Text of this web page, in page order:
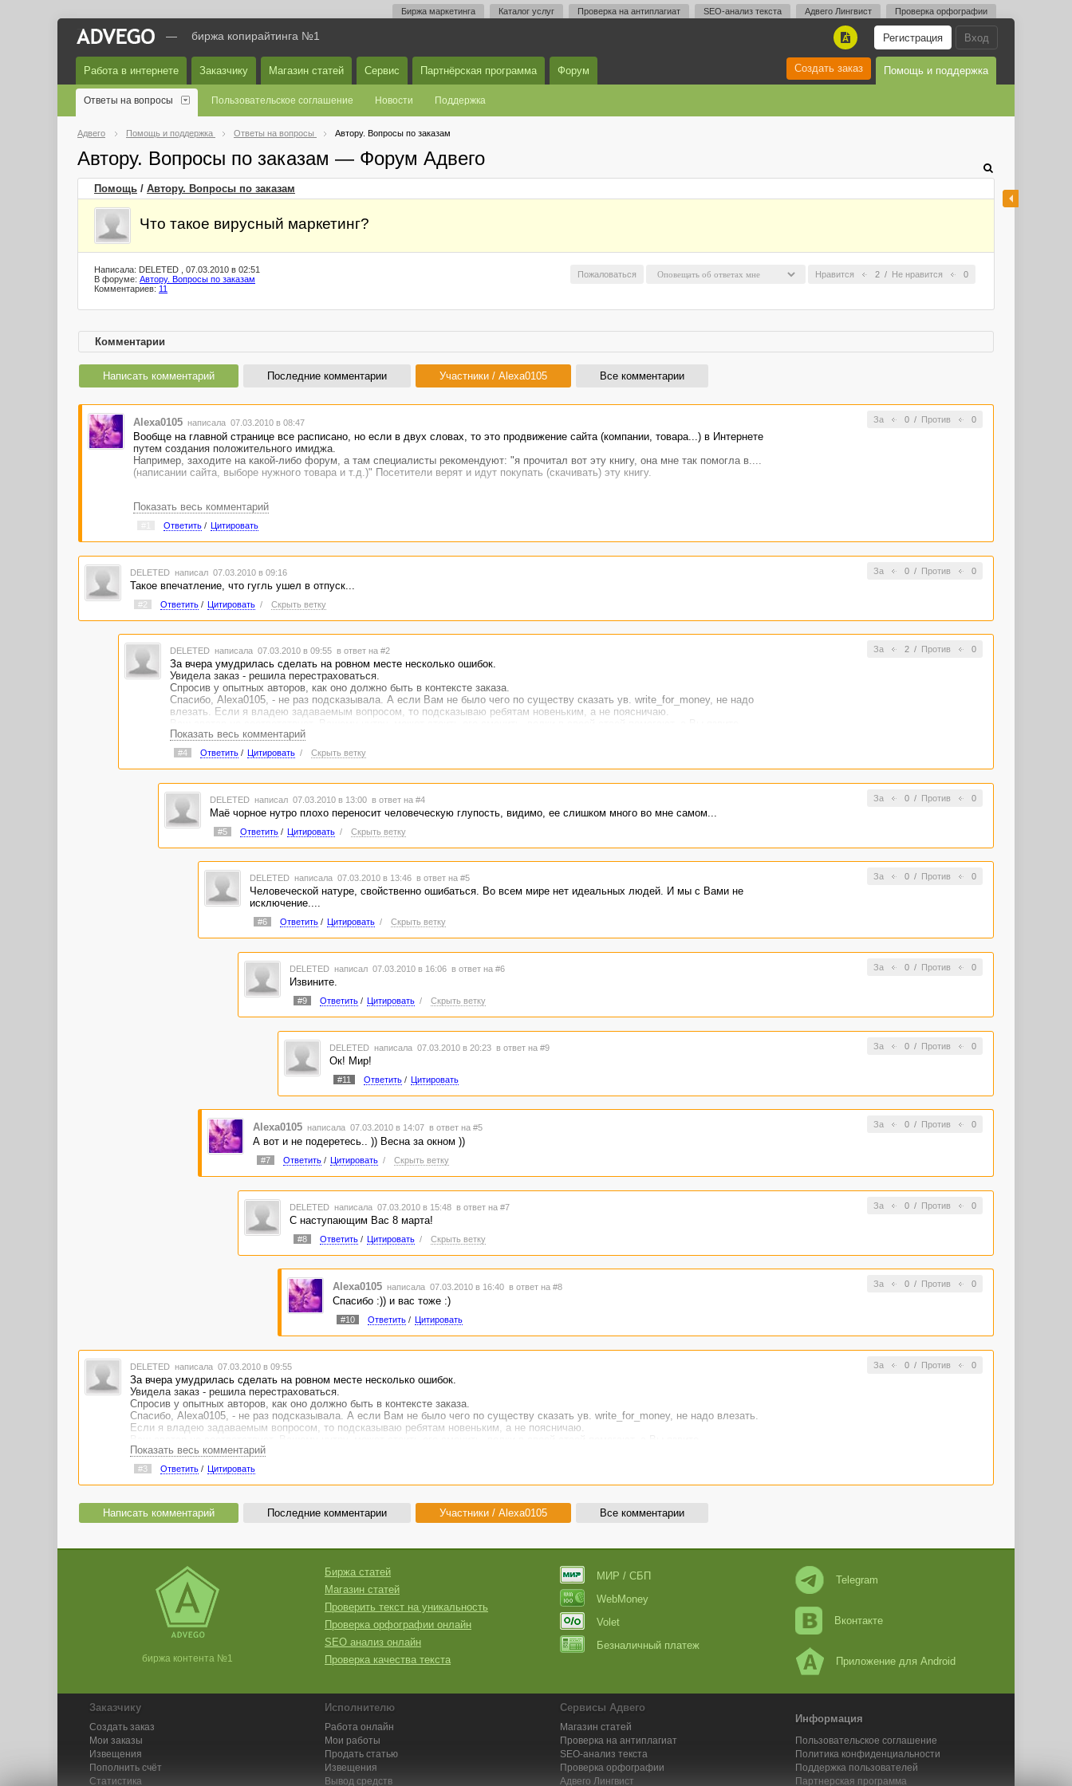
Биржа маркетинга Каталог услуг Проверка на антиплагиат SEO-анализ текста Адвего Лингвист Проверка орфографии
Вход
Регистрация
A
— биржа копирайтинга №1
Работа в интернете Заказчику Магазин статей Сервис Партнёрская программа Форум Помощь и поддержка
Создать заказ
Ответы на вопросы Пользовательское соглашение Новости Поддержка
Адвего Помощь и поддержка Ответы на вопросы Автору. Вопросы по заказам
Автору. Вопросы по заказам — Форум Адвего
Помощь / Автору. Вопросы по заказам
Что такое вирусный маркетинг?
Нравится 2 / Не нравится 0
Пожаловаться
Написала: DELETED , 07.03.2010 в 02:51
В форуме: Автору. Вопросы по заказам
Комментариев: 11
Комментарии
Написать комментарий Последние комментарии Участники / Alexa0105 Все комментарии
За 0/ Против 0
Alexa0105 написала 07.03.2010 в 08:47
Вообще на главной странице все расписано, но если в двух словах, то это продвижение сайта (компании, товара...) в Интернете
путем создания положительного имиджа.
Например, заходите на какой-либо форум, а там специалисты рекомендуют: "я прочитал вот эту книгу, она мне так помогла в....
(написании сайта, выборе нужного товара и т.д.)" Посетители верят и идут покупать (скачивать) эту книгу.
Показать весь комментарий
Ответить/ Цитировать
За 0/ Против 0
DELETED написал 07.03.2010 в 09:16
Такое впечатление, что гугль ушел в отпуск...
#2 Ответить/ Цитировать / Скрыть ветку
За 2/ Против 0
DELETED написала 07.03.2010 в 09:55 в ответ на #2
За вчера умудрилась сделать на ровном месте несколько ошибок.
Увидела заказ - решила перестраховаться.
Спросив у опытных авторов, как оно должно быть в контексте заказа.
Спасибо, Alexa0105, - не раз подсказывала. А если Вам не было чего по существу сказать ув. write_for_money, не надо
влезать. Если я владею задаваемым вопросом, то подсказываю ребятам новеньким, а не поясничаю.
Показать весь комментарий
#4 Ответить/ Цитировать / Скрыть ветку
За 0/ Против 0
DELETED написал 07.03.2010 в 13:00 в ответ на #4
Маё чорное нутро плохо переносит человеческую глупость, видимо, ее слишком много во мне самом...
#5 Ответить/ Цитировать / Скрыть ветку
За 0/ Против 0
DELETED написала 07.03.2010 в 13:46 в ответ на #5
Человеческой натуре, свойственно ошибаться. Во всем мире нет идеальных людей. И мы с Вами не
исключение....
#6 Ответить/ Цитировать / Скрыть ветку
За 0/ Против 0
DELETED написал 07.03.2010 в 16:06 в ответ на #6
Извините.
#9 Ответить/ Цитировать / Скрыть ветку
За 0/ Против 0
DELETED написала 07.03.2010 в 20:23 в ответ на #9
Ок! Мир!
#11 Ответить/ Цитировать
За 0/ Против 0
Alexa0105 написала 07.03.2010 в 14:07 в ответ на #5
А вот и не подеретесь.. )) Весна за окном ))
#7 Ответить/ Цитировать / Скрыть ветку
За 0/ Против 0
DELETED написала 07.03.2010 в 15:48 в ответ на #7
С наступающим Вас 8 марта!
#8 Ответить/ Цитировать / Скрыть ветку
За 0/ Против 0
Alexa0105 написала 07.03.2010 в 16:40 в ответ на #8
Спасибо :)) и вас тоже :)
#10 Ответить/ Цитировать
За 0/ Против 0
DELETED написала 07.03.2010 в 09:55
За вчера умудрилась сделать на ровном месте несколько ошибок.
Увидела заказ - решила перестраховаться.
Спросив у опытных авторов, как оно должно быть в контексте заказа.
Спасибо, Alexa0105, - не раз подсказывала. А если Вам не было чего по существу сказать ув. write_for_money, не надо влезать.
Если я владею задаваемым вопросом, то подсказываю ребятам новеньким, а не поясничаю.
Показать весь комментарий
#3 Ответить/ Цитировать
Написать комментарий Последние комментарии Участники / Alexa0105 Все комментарии
биржа контента №1
Биржа статей
Магазин статей
Проверить текст на уникальность
Проверка орфографии онлайн
SEO анализ онлайн
Проверка качества текста
МИР / СБП
WebMoney
Volet
Безналичный платеж
Telegram
Вконтакте
Приложение для Android
Заказчику
Создать заказ
Мои заказы
Извещения
Пополнить счёт
Статистика
Исполнителю
Работа онлайн
Мои работы
Продать статью
Извещения
Вывод средств
Сервисы Адвего
Магазин статей
Проверка на антиплагиат
SEO-анализ текста
Проверка орфографии
Адвего Лингвист
Информация
Пользовательское соглашение
Политика конфиденциальности
Поддержка пользователей
Партнерская программа